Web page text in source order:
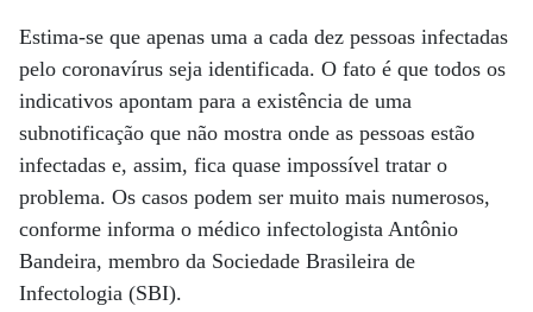
Estima-se que apenas uma a cada dez pessoas infectadas
pelo coronavírus seja identificada. O fato é que todos os
indicativos apontam para a existência de uma
subnotificação que não mostra onde as pessoas estão
infectadas e, assim, fica quase impossível tratar o
problema. Os casos podem ser muito mais numerosos,
conforme informa o médico infectologista Antônio
Bandeira, membro da Sociedade Brasileira de
Infectologia (SBI).